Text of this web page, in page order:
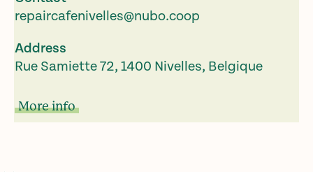
repaircafenivelles@nubo.coop
Address
Rue Samiette 72, 1400 Nivelles, Belgique
More info